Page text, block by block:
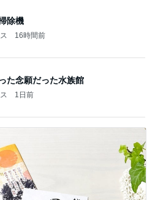
除機
16時間前
た念願だった水族館
1日前